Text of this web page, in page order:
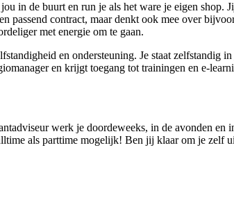
in de buurt en run je als het ware je eigen shop.
passend contract, maar denkt ook mee over
met energie om te gaan.
en ondersteuning. Je staat
en krijgt toegang tot trainingen en e-
werk je doordeweeks, in de avonden
als parttime mogelijk! Ben jij klaar om je